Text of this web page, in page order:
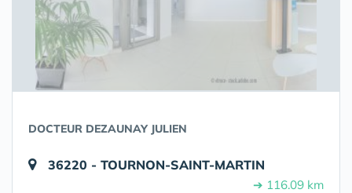
DOCTEUR DEZAUNAY JULIEN
36220 - TOURNON-SAINT-MARTIN
➔ 116.09 km